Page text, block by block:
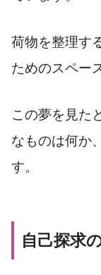
荷物を整理す
ためのスペー
この夢を見た
なものは何か
す。
自己探求